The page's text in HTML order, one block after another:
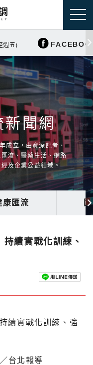
週五)
新聞網
成立，由資深記者、
流、醫藥生活、網路
及企業公益領域。
康匯流
續實戰化訓練、
台北報導